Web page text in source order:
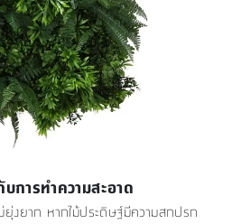
บการทำความสะอาด
ยุ่งยาก หากไม้ประดิษฐ์มีความสกปรก